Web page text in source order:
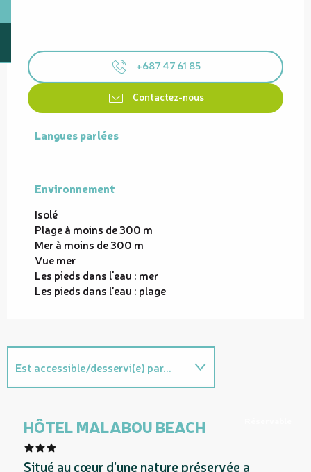
+687 47 61 85
Contactez-nous
Langues parlées
Langues parlées
Environnement
Environnement
Isolé
Plage à moins de 300 m
Mer à moins de 300 m
Vue mer
Les pieds dans l'eau : mer
Les pieds dans l'eau : plage
Est accessible/desservi(e) par...
HÔTEL MALABOU BEACH
Situé au cœur d'une nature préservée a